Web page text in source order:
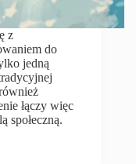
z
do
jedną
łączy więc
społeczną.